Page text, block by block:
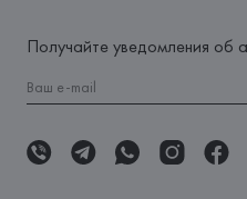
Получайте уведомления об